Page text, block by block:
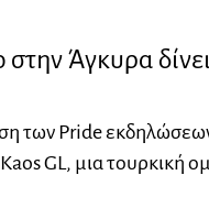
στην Άγκυρα
των Pride
GL, μια τουρκική